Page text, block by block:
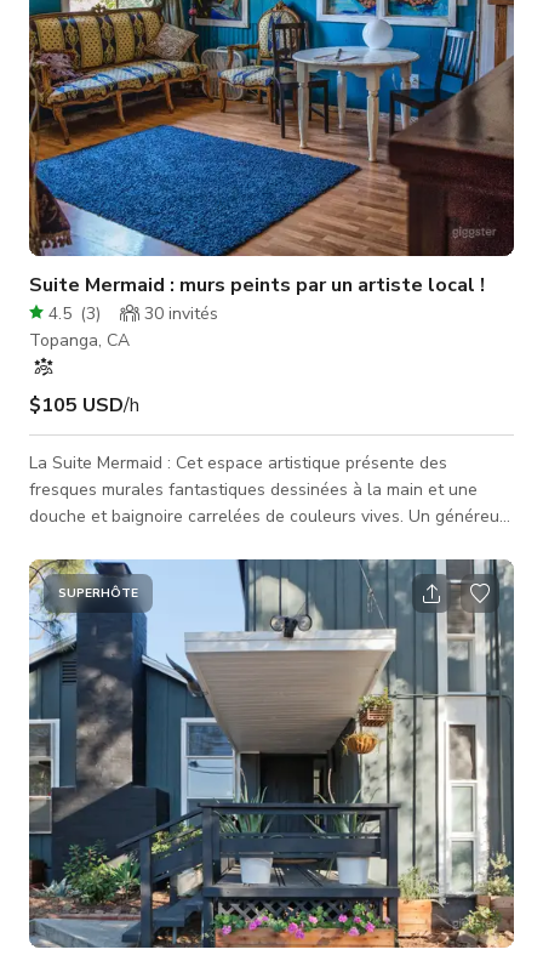
Suite Mermaid : murs peints par un artiste local !
4.5 (3) 30 invités
Topanga, CA
$105 USD/h
La Suite Mermaid : Cet espace artistique présente des
fresques murales fantastiques dessinées à la main et une
douche et baignoire carrelées de couleurs vives. Un généreux
en colimaçon doré menant à une petite chambre
supplémentaire en mezzanine. Juste à l'extérieur, quelques
chaises permettent de profiter de la vue sur la montagne et
du soleil. La Suite Mermaid est l'un des nombreux cottages
artistiques construits à la
SUPERHÔTE